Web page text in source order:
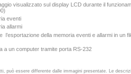
visualizzato sul display LCD durante il
eventi
allarmi
l’esportazione della memoria eventi e allarmi in un
a un computer tramite porta RS-232
può essere differente dalle immagini presentate. Le